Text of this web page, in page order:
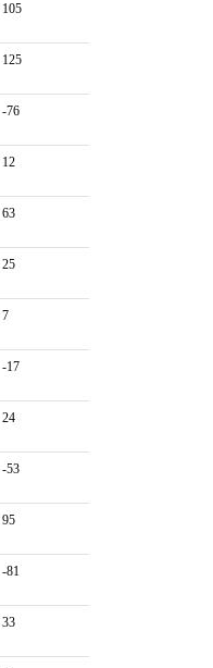
105
125
-76
12
63
25
7
-17
24
-53
95
-81
33